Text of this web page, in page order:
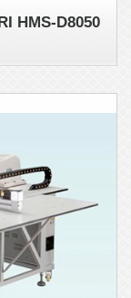
HMS-D8050